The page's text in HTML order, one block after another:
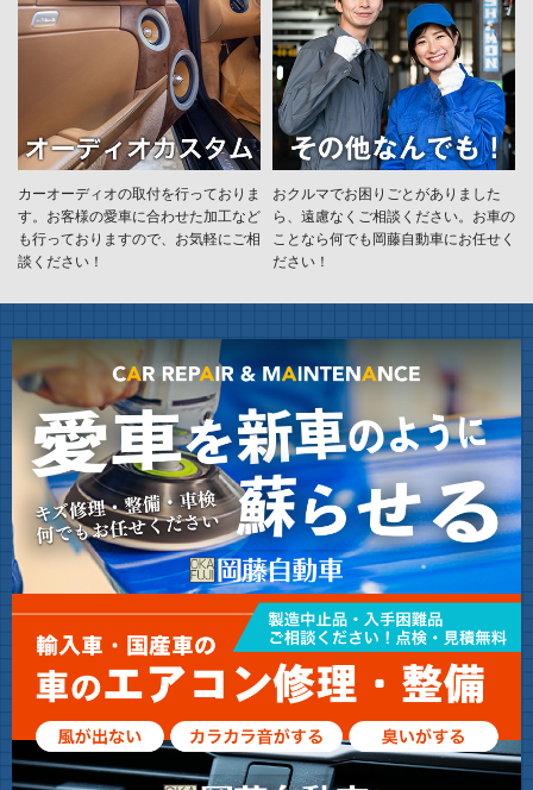
カーオーディオの取付を行っておりま
す。お客様の愛車に合わせた加工など
も行っておりますので、お気軽にご相
談ください！
おクルマでお困りごとがありました
ら、遠慮なくご相談ください。お車の
ことなら何でも岡藤自動車にお任せく
ださい！